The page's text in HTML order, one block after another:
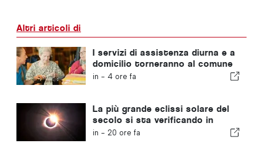
Altri articoli di
I servizi di assistenza diurna e a
domicilio torneranno al comune
portoghese
in - 4 ore fa
La più grande eclissi solare del
secolo si sta verificando in
Portogallo
in - 20 ore fa